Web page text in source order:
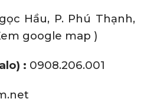
Hầu, P. Phú Thạnh,
google map )
: 0908.206.001